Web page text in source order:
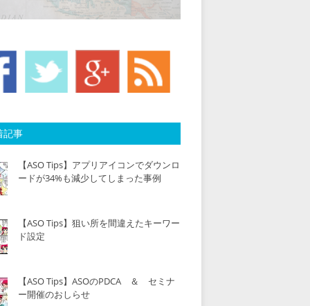
記事
【ASO Tips】アプリアイコンでダウンロ
ードが34%も減少してしまった事例
【ASO Tips】狙い所を間違えたキーワー
ド設定
【ASO Tips】ASOのPDCA ＆ セミナ
ー開催のおしらせ